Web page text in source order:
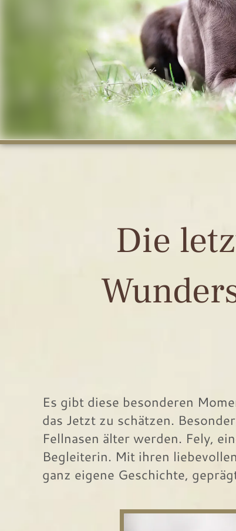
Die
Es gibt diese besonderen
das Jetzt zu schätzen.
Fellnasen älter werden. Fely,
Begleiterin. Mit ihren
ganz eigene Geschichte,